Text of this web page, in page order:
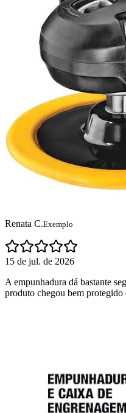
Renata C.Exemplo
15 de jul. de 2026
A empunhadura dá bastante
produto chegou bem protegido